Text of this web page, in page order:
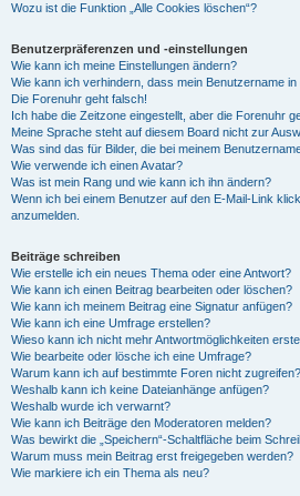
Wozu ist die Funktion „Alle Cookies löschen“?
Benutzerpräferenzen und -einstellungen
Wie kann ich meine Einstellungen ändern?
Wie kann ich verhindern, dass mein Benutzername
Die Forenuhr geht falsch!
Ich habe die Zeitzone eingestellt, aber die Forenuhr
Meine Sprache steht auf diesem Board nicht zur
Was sind das für Bilder, die bei meinem
Wie verwende ich einen Avatar?
Was ist mein Rang und wie kann ich ihn ändern?
Wenn ich bei einem Benutzer auf den E-Mail-Link
anzumelden.
Beiträge schreiben
Wie erstelle ich ein neues Thema oder eine Antwort?
Wie kann ich einen Beitrag bearbeiten oder löschen?
Wie kann ich meinem Beitrag eine Signatur anfügen?
Wie kann ich eine Umfrage erstellen?
Wieso kann ich nicht mehr Antwortmöglichkeiten
Wie bearbeite oder lösche ich eine Umfrage?
Warum kann ich auf bestimmte Foren nicht zugreifen?
Weshalb kann ich keine Dateianhänge anfügen?
Weshalb wurde ich verwarnt?
Wie kann ich Beiträge den Moderatoren melden?
Was bewirkt die „Speichern“-Schaltfläche beim
Warum muss mein Beitrag erst freigegeben werden?
Wie markiere ich ein Thema als neu?